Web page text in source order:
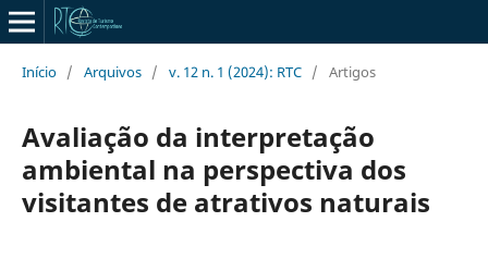
Início / Arquivos / v. 12 n. 1 (2024): RTC / Artigos
Avaliação da interpretação
ambiental na perspectiva dos
visitantes de atrativos naturais